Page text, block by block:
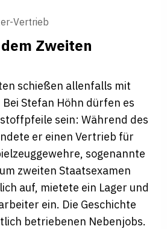
Vertrieb
Zweiten
schießen allenfalls mit
Stefan Höhn dürfen es
sein: Während des
er einen Vertrieb für
sogenannte
zweiten Staatsexamen
auf, mietete ein Lager und
ein. Die Geschichte
betriebenen Nebenjobs.